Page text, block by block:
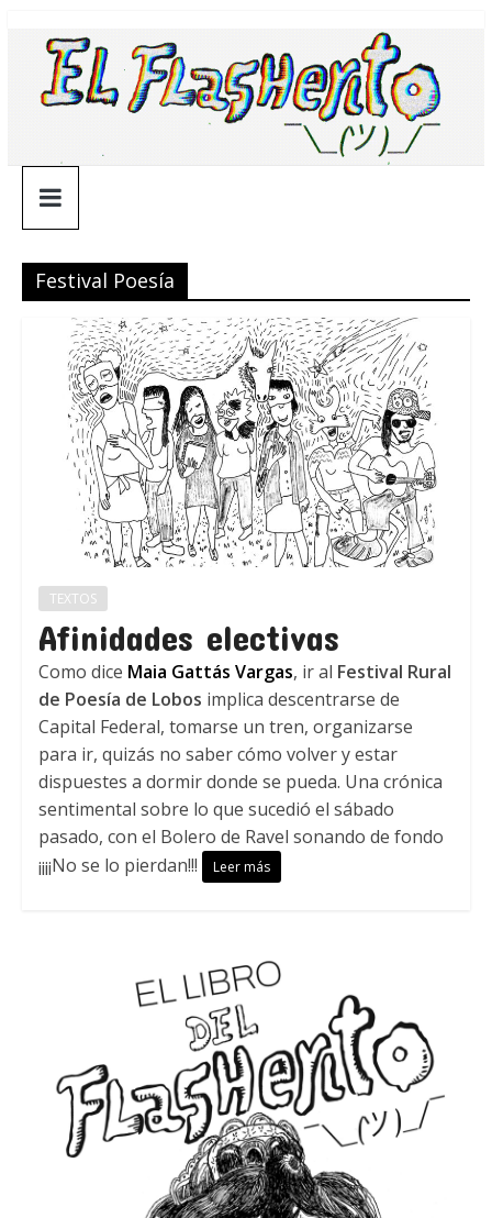
contenido
¯\_(ツ)_/
¯
Festival Poesía
TEXTOS
Afinidades electivas
Como dice Maia Gattás Vargas, ir al Festival Rural
de Poesía de Lobos implica descentrarse de
Capital Federal, tomarse un tren, organizarse
para ir, quizás no saber cómo volver y estar
dispuestes a dormir donde se pueda. Una crónica
sentimental sobre lo que sucedió el sábado
pasado, con el Bolero de Ravel sonando de fondo
¡¡¡¡No se lo pierdan!!!
Leer más